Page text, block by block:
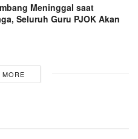
Meninggal saat
Seluruh Guru PJOK Akan
MORE